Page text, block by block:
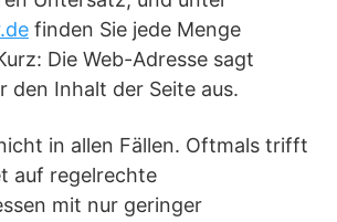
finden Sie jede Menge
Die Web-Adresse sagt
den Inhalt der Seite aus.
in allen Fällen. Oftmals trifft
auf regelrechte
mit nur geringer